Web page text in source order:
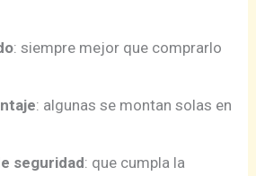
: siempre mejor que comprarlo
: algunas se montan solas en
seguridad: que cumpla la